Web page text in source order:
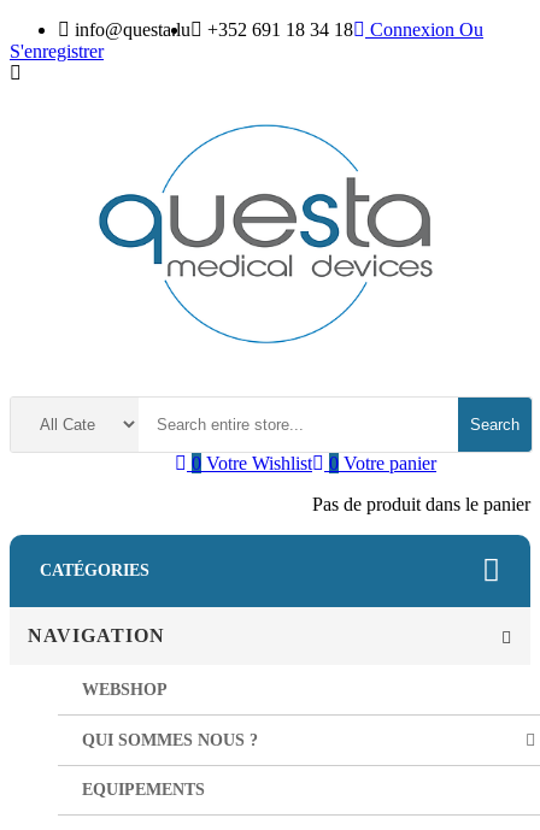
info@questa.lu +352 691 18 34 18 Connexion Ou
S'enregistrer
Search
0 Votre panier
Pas de produit dans le panier
0 Votre Wishlist
CATÉGORIES
NAVIGATION
WEBSHOP
QUI SOMMES NOUS ?
EQUIPEMENTS